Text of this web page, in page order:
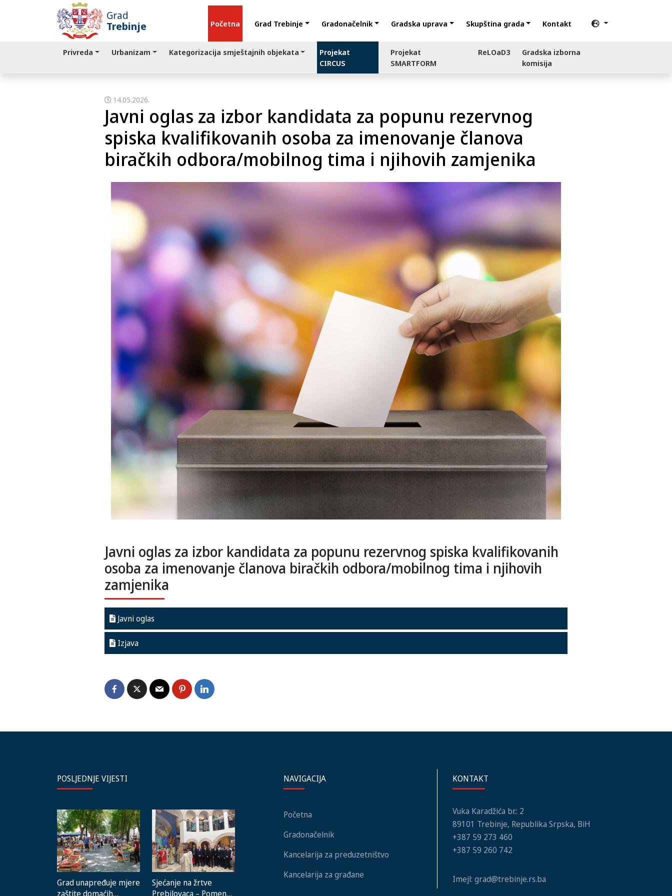
Grad
Trebinje
Početna Grad Trebinje Gradonačelnik Gradska uprava Skupština grada Kontakt
Privreda Urbanizam Kategorizacija smještajnih objekata
Projekat
CIRCUS
Projekat
SMARTFORM
ReLOaD3
Gradska izborna
komisija
14.05.2026.
Javni oglas za izbor kandidata za popunu rezervnog
spiska kvalifikovanih osoba za imenovanje članova
biračkih odbora/mobilnog tima i njihovih zamjenika
Javni oglas za izbor kandidata za popunu rezervnog spiska kvalifikovanih
osoba za imenovanje članova biračkih odbora/mobilnog tima i njihovih
zamjenika
Javni oglas
Izjava
POSLJEDNJE VIJESTI
Grad unapređuje mjere
zaštite domaćih
Sjećanje na žrtve
Prebilovaca – Pomenu
NAVIGACIJA
Početna
Gradonačelnik
Kancelarija za preduzetništvo
Kancelarija za građane
KONTAKT
Vuka Karadžića br.: 2
89101 Trebinje, Republika Srpska, BiH
+387 59 273 460
+387 59 260 742
Imejl: grad@trebinje.rs.ba